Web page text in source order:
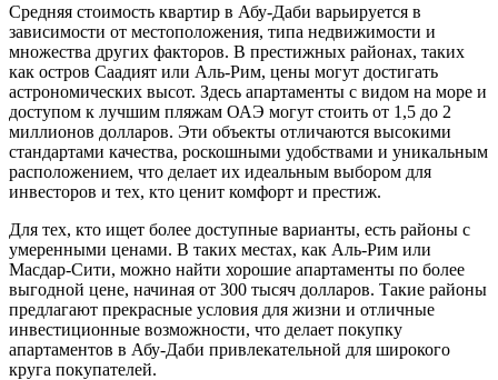
Средняя стоимость квартир в Абу-Даби варьируется в
зависимости от местоположения, типа недвижимости и
множества других факторов. В престижных районах, таких
как остров Саадият или Аль-Рим, цены могут достигать
астрономических высот. Здесь апартаменты с видом на море и
доступом к лучшим пляжам ОАЭ могут стоить от 1,5 до 2
миллионов долларов. Эти объекты отличаются высокими
стандартами качества, роскошными удобствами и уникальным
расположением, что делает их идеальным выбором для
инвесторов и тех, кто ценит комфорт и престиж.
Для тех, кто ищет более доступные варианты, есть районы с
умеренными ценами. В таких местах, как Аль-Рим или
Масдар-Сити, можно найти хорошие апартаменты по более
выгодной цене, начиная от 300 тысяч долларов. Такие районы
предлагают прекрасные условия для жизни и отличные
инвестиционные возможности, что делает покупку
апартаментов в Абу-Даби привлекательной для широкого
круга покупателей.